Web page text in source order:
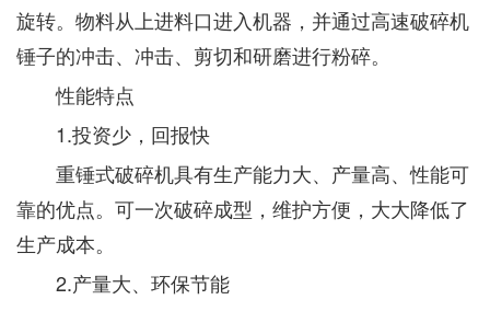
旋转。物料从上进料口进入机器，并通过高速破碎机
锤子的冲击、冲击、剪切和研磨进行粉碎。
性能特点
1.投资少，回报快
重锤式破碎机具有生产能力大、产量高、性能可
靠的优点。可一次破碎成型，维护方便，大大降低了
生产成本。
2.产量大、环保节能